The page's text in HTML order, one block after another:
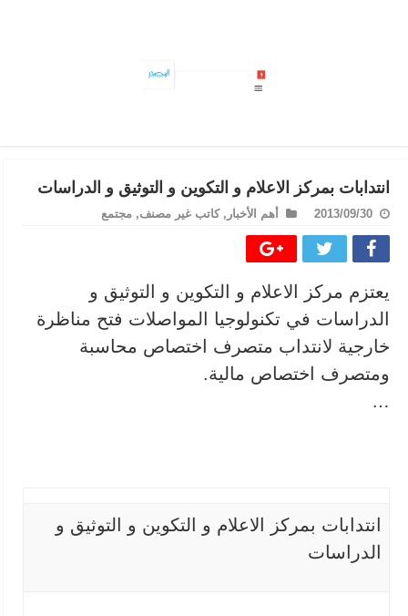
انتدابات بمركز الاعلام و التكوين و التوثيق و الدراسات
2013/09/30 أهم الأخبار ,كاتب غير مصنف, مجتمع
يعتزم مركز الاعلام و التكوين و التوثيق و
الدراسات في تكنولوجيا المواصلات فتح مناظرة
خارجية لانتداب متصرف اختصاص محاسبة
ومتصرف اختصاص مالية.
…
انتدابات بمركز الاعلام و التكوين و التوثيق و
الدراسات